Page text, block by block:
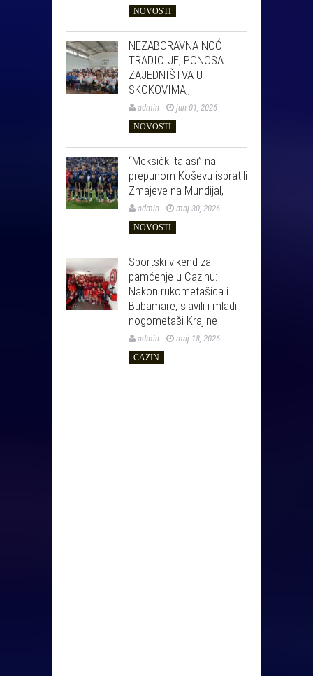
NOVOSTI
NEZABORAVNA NOĆ
TRADICIJE, PONOSA I
ZAJEDNIŠTVA U
SKOKOVIMA,,
admin jun 01, 2026
NOVOSTI
“Meksički talasi” na
prepunom Koševu ispratili
Zmajeve na Mundijal,
admin maj 30, 2026
NOVOSTI
Sportski vikend za
pamćenje u Cazinu:
Nakon rukometašica i
Bubamare, slavili i mladi
nogometaši Krajine
admin maj 18, 2026
CAZIN